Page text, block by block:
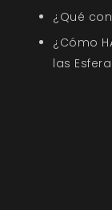
¿Qué
¿Cómo
las